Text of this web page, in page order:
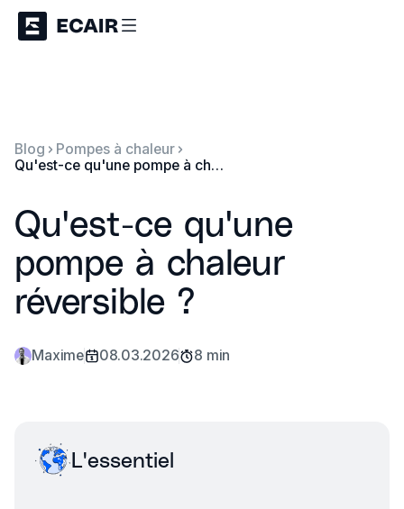
Blog
Pompes à chaleur
Qu'est-ce qu'une pompe à chaleur réversible ?
Qu'est-ce qu'une
pompe à chaleur
réversible ?
Maxime 08.03.2026 8 min
L'essentiel